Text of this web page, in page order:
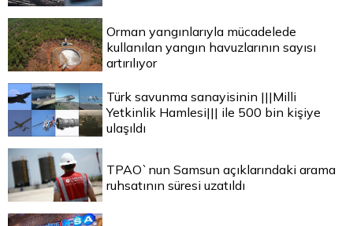
Orman yangınlarıyla mücadelede
kullanılan yangın havuzlarının sayısı
artırılıyor
Türk savunma sanayisinin |||Milli
Yetkinlik Hamlesi||| ile 500 bin kişiye
ulaşıldı
TPAO`nun Samsun açıklarındaki arama
ruhsatının süresi uzatıldı